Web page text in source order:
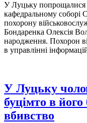
У Луцьку попрощалися
кафедральному соборі
похорону
Бондаренка Олексія
народження. Похорон
в управлінні
У Луцьку
буцімто в
вбивство